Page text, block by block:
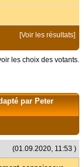
[Voir les résultats]
les choix des votants.
par Peter
(01.09.2020, 11:53 )